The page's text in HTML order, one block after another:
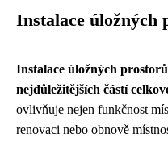
Instalace úložných
Instalace úložných
nejdůležitějších částí
ovlivňuje nejen funkčnost
renovaci nebo obnově